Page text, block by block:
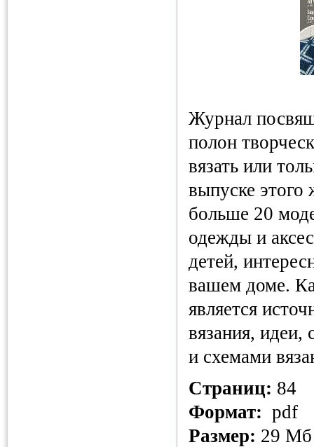
Журнал
полон
вязать или
выпуске этого
больше 20
одежды и
детей,
вашем доме.
является
вязания, идеи,
и схемами
Страниц: 84
Формат: pdf
Размер: 29 Мб